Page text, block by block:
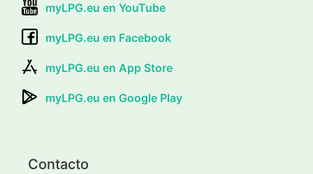
myLPG.eu en YouTube
myLPG.eu en Facebook
myLPG.eu en App Store
myLPG.eu en Google Play
Contacto